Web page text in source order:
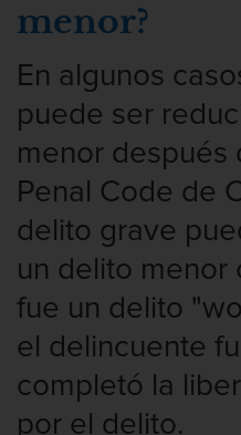
menor?
En algunos
puede ser
menor después
Penal Code de
delito grave
un delito menor
fue un delito
el delincuente
completó la
por el delito.